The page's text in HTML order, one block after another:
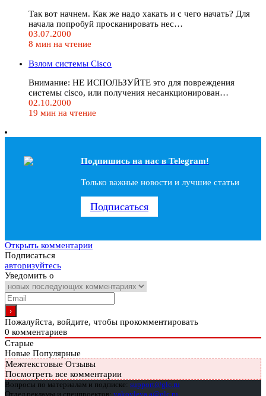
Так вот начнем. Как же надо хакать и с чего начать? Для
начала попробуй просканировать нес…
03.07.2000
8 мин на чтение
Взлом системы Cisco
Внимание: НЕ ИСПОЛЬЗУЙТЕ это для повреждения
системы cisco, или получения несанкционирован…
02.10.2000
19 мин на чтение
Подпишись на наc в Telegram!
Только важные новости и лучшие статьи
Подписаться
Открыть комментарии
Подписаться
авторизуйтесь
Уведомить о
Пожалуйста, войдите, чтобы прокомментировать
0 комментариев
Старые
Новые Популярные
Межтекстовые Отзывы
Посмотреть все комментарии
Вопросы по материалам и подписке: support@glc.ru
Отдел рекламы и спецпроектов: yakovleva.a@glc.ru